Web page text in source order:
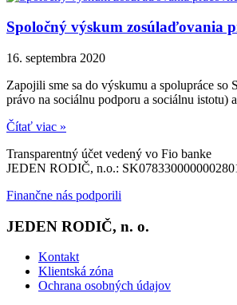
Spoločný výskum zosúlaďovania
16. septembra 2020
Zapojili sme sa do výskumu a spolupráce
právo na sociálnu podporu a sociálnu istotu)
Čítať viac »
Transparentný účet vedený vo Fio banke
JEDEN RODIČ, n.o.:
Finančne nás podporili
JEDEN RODIČ, n. o.
Kontakt
Klientská zóna
Ochrana osobných údajov